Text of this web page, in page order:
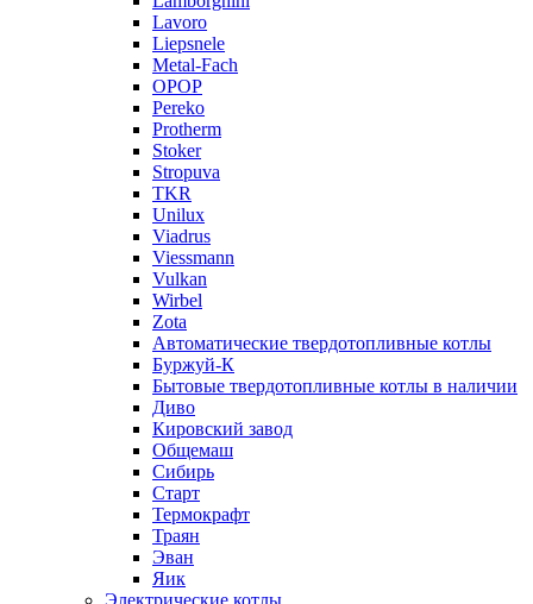
Lavoro
Liepsnele
Metal-Fach
OPOP
Pereko
Protherm
Stoker
Stropuva
TKR
Unilux
Viadrus
Viessmann
Vulkan
Wirbel
Zota
Автоматические твердотопливные котлы
Буржуй-К
Бытовые твердотопливные котлы в наличии
Диво
Кировский завод
Общемаш
Сибирь
Старт
Термокрафт
Траян
Эван
Яик
Электрические котлы